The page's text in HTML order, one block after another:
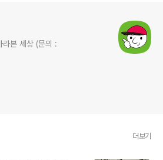
라본 세상 (문의 :
더보기